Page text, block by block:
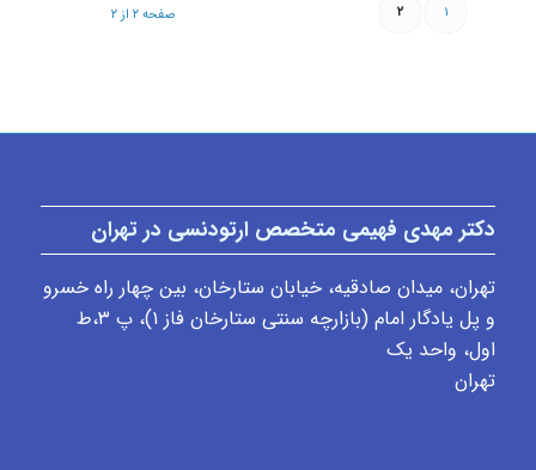
صفحه ۲ از ۲ ۱ ۲
دکتر مهدی فهیمی متخصص ارتودنسی در تهران
تهران، میدان صادقیه، خیابان ستارخان، بین چهار راه خسرو
و پل یادگار امام (بازارچه سنتی ستارخان فاز ۱)، پ ٣،ط
اول، واحد یک
تهران